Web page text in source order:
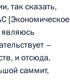
Правовая и
так сказать,
[Экономическое
являюсь
–
и отсюда,
саммит,